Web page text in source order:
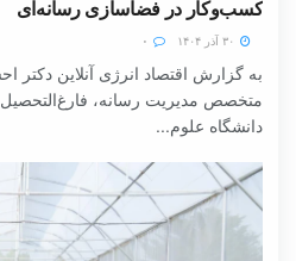
کسب‌وکار در فضاسازی رسانه‌ای
به گزارش اقتصاد انرژی آنلاین دکتر
متخصص مدیریت رسانه،
دانشگاه علوم...